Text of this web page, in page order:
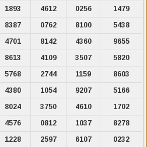
1893 4612 0256
1479
8387 0762 8100
5438
4701 8142 4360
9655
8613 4109 3507
5820
5768 2744 1159
8603
4380 1054 9207
5166
8024 3750 4610
1702
4576 0812 1037
8278
1228 2597 6107
0232